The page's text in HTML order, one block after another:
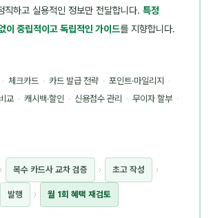
직하고 실용적인 정보만 전달합니다. 특정
이 중립적이고 독립적인 가이드를 지향합니다.
· 체크카드 · 카드 발급 전략 · 포인트·마일리지 ·
교 · 캐시백·할인 · 신용점수 관리 · 무이자 할부 ·
› 복수 카드사 교차 검증 › 초고 작성 ›
발행 › 월 1회 혜택 재검토